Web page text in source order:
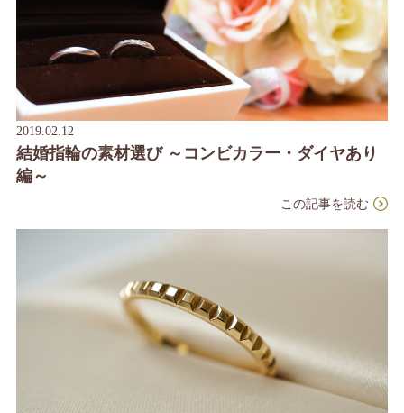
2019.02.12
結婚指輪の素材選び ～コンビカラー・ダイヤあり
編～
この記事を読む